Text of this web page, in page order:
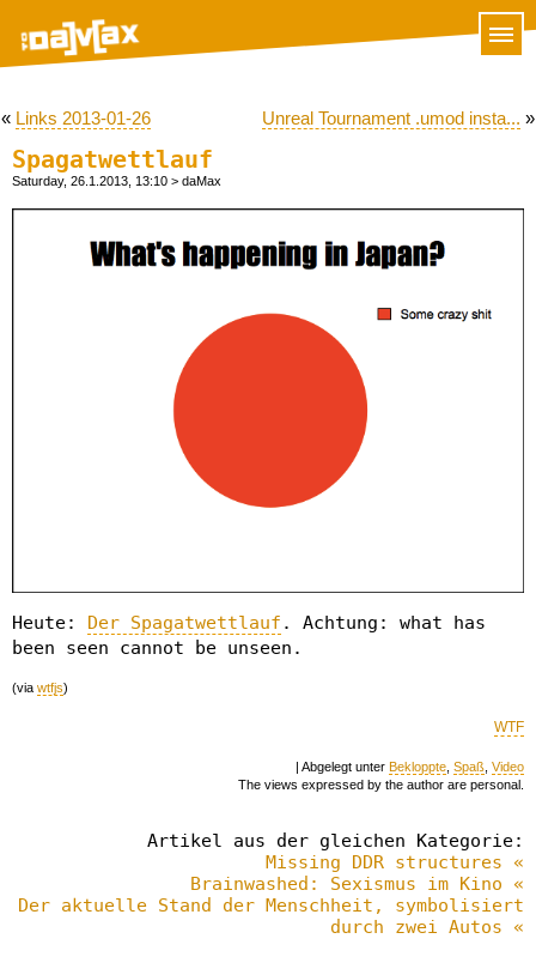
« Links 2013-01-26 Unreal Tournament .umod insta... »
Spagatwettlauf
Saturday, 26.1.2013, 13:10 > daMax
Heute: Der Spagatwettlauf . Achtung: what has
been seen cannot be unseen.
(via wtfjs)
WTF
| Abgelegt unter Bekloppte Spaß Video
The views expressed by the author are personal.
Artikel aus der gleichen Kategorie:
Missing DDR structures «
Brainwashed: Sexismus im Kino «
Der aktuelle Stand der Menschheit, symbolisiert
durch zwei Autos «